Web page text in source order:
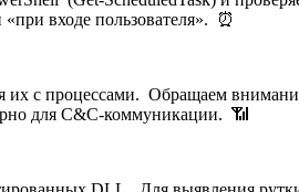
входе пользователя». ⏰
с процессами. Обращаем
для C&C-коммуникации. 📶